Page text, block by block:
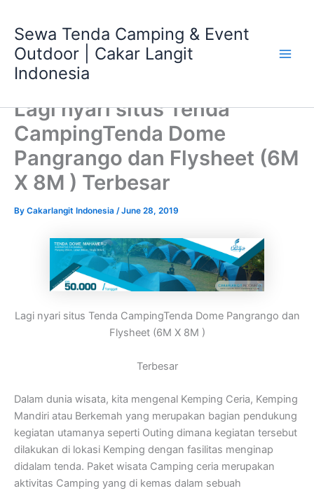
content
Sewa Tenda Camping & Event
Outdoor | Cakar Langit
Indonesia
Lagi nyari situs Tenda
CampingTenda Dome
Pangrango dan Flysheet (6M
X 8M ) Terbesar
By Cakarlangit Indonesia /June 28, 2019
Lagi nyari situs Tenda CampingTenda Dome Pangrango dan
Flysheet (6M X 8M )
Terbesar
Dalam dunia wisata, kita mengenal Kemping Ceria, Kemping
Mandiri atau Berkemah yang merupakan bagian pendukung
kegiatan utamanya seperti Outing dimana kegiatan tersebut
dilakukan di lokasi Kemping dengan fasilitas menginap
didalam tenda. Paket wisata Camping ceria merupakan
aktivitas Camping yang di kemas dalam sebuah